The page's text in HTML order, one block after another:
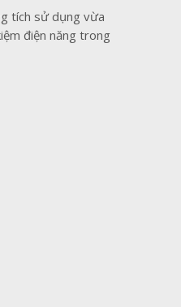
tích sử dụng vừa
điện năng trong